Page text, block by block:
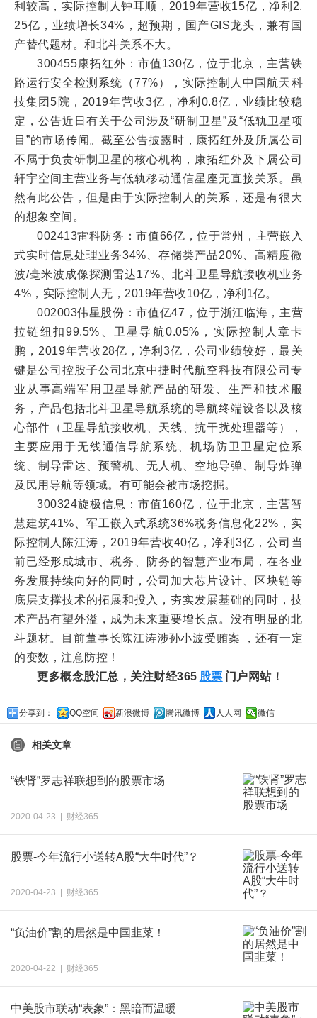
利较高，实际控制人钟耳顺，2019年营收15亿，净利2.
25亿，业绩增长34%，超预期，国产GIS龙头，兼有国
产替代题材。和北斗关系不大。
300455康拓红外：市值130亿，位于北京，主营铁
路运行安全检测系统（77%），实际控制人中国航天科
技集团5院，2019年营收3亿，净利0.8亿，业绩比较稳
定，公告近日有关于公司涉及“研制卫星”及“低轨卫星项
目”的市场传闻。截至公告披露时，康拓红外及所属公司
不属于负责研制卫星的核心机构，康拓红外及下属公司
轩宇空间主营业务与低轨移动通信星座无直接关系。虽
然有此公告，但是由于实际控制人的关系，还是有很大
的想象空间。
002413雷科防务：市值66亿，位于常州，主营嵌入
式实时信息处理业务34%、存储类产品20%、高精度微
波/毫米波成像探测雷达17%、北斗卫星导航接收机业务
4%，实际控制人无，2019年营收10亿，净利1亿。
002003伟星股份：市值亿47，位于浙江临海，主营
拉链纽扣99.5%、卫星导航0.05%，实际控制人章卡
鹏，2019年营收28亿，净利3亿，公司业绩较好，最关
键是公司控股子公司北京中捷时代航空科技有限公司专
业从事高端军用卫星导航产品的研发、生产和技术服
务，产品包括北斗卫星导航系统的导航终端设备以及核
心部件（卫星导航接收机、天线、抗干扰处理器等），
主要应用于无线通信导航系统、机场防卫卫星定位系
统、制导雷达、预警机、无人机、空地导弹、制导炸弹
及民用导航等领域。有可能会被市场挖掘。
300324旋极信息：市值160亿，位于北京，主营智
慧建筑41%、军工嵌入式系统36%税务信息化22%，实
际控制人陈江涛，2019年营收40亿，净利3亿，公司当
前已经形成城市、税务、防务的智慧产业布局，在各业
务发展持续向好的同时，公司加大芯片设计、区块链等
底层支撑技术的拓展和投入，夯实发展基础的同时，技
术产品有望外溢，成为未来重要增长点。没有明显的北
斗题材。目前董事长陈江涛涉孙小波受贿案 ，还有一定
的变数，注意防控！
更多概念股汇总，关注财经365 股票 门户网站！
分享到： QQ空间 新浪微博 腾讯微博 人人网 微信
相关文章
“铁肾”罗志祥联想到的股票市场
2020-04-23 | 财经365
股票-今年流行小送转A股“大牛时代”？
2020-04-23 | 财经365
“负油价”割的居然是中国韭菜！
2020-04-22 | 财经365
中美股市联动“表象”：黑暗而温暖